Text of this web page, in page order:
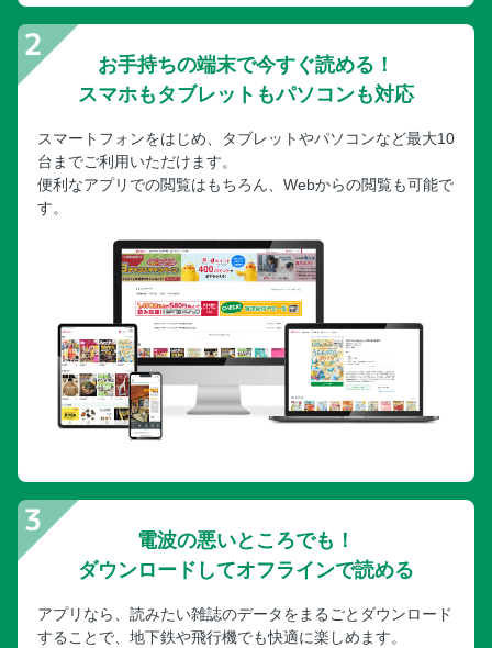
お手持ちの端末で今すぐ読める！
スマホもタブレットもパソコンも対応
スマートフォンをはじめ、タブレットやパソコンなど最大10
台までご利用いただけます。
便利なアプリでの閲覧はもちろん、Webからの閲覧も可能で
す。
電波の悪いところでも！
ダウンロードしてオフラインで読める
アプリなら、読みたい雑誌のデータをまるごとダウンロード
することで、地下鉄や飛行機でも快適に楽しめます。